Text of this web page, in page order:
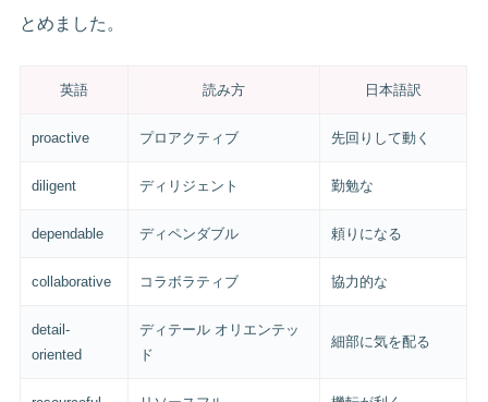
とめました。
英語 読み方 日本語訳
proactive プロアクティブ 先回りして動く
diligent ディリジェント 勤勉な
dependable ディペンダブル 頼りになる
collaborative コラボラティブ 協力的な
detail-
oriented
ディテール オリエンテッ
ド
細部に気を配る